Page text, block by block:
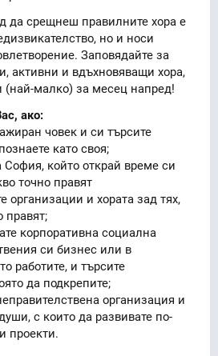
да срещнеш правилните хора е
но и носи
Заповядайте за
активни и вдъхновяващи хора,
(най-малко) за месец напред!
ако:
човек и си търсите
като своя;
който открай време си
точно правят
организации и хората зад тях,
правят;
корпоративна социална
си бизнес или в
работите, и търсите
да подкрепите;
организация и
с които да развивате по-
проекти.